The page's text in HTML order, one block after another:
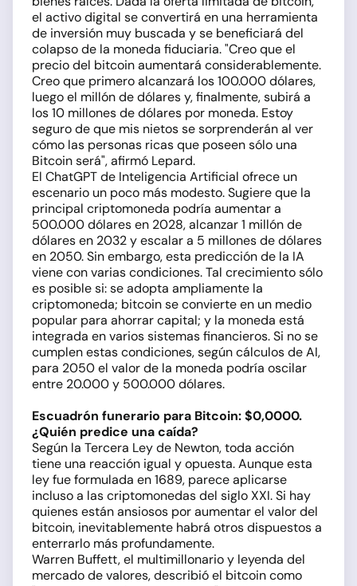
el activo digital se convertirá en una herramienta
de inversión muy buscada y se beneficiará del
colapso de la moneda fiduciaria. "Creo que el
precio del bitcoin aumentará considerablemente.
Creo que primero alcanzará los 100.000 dólares,
luego el millón de dólares y, finalmente, subirá a
los 10 millones de dólares por moneda. Estoy
seguro de que mis nietos se sorprenderán al ver
cómo las personas ricas que poseen sólo una
Bitcoin será", afirmó Lepard.
El ChatGPT de Inteligencia Artificial ofrece un
escenario un poco más modesto. Sugiere que la
principal criptomoneda podría aumentar a
500.000 dólares en 2028, alcanzar 1 millón de
dólares en 2032 y escalar a 5 millones de dólares
en 2050. Sin embargo, esta predicción de la IA
viene con varias condiciones. Tal crecimiento sólo
es posible si: se adopta ampliamente la
criptomoneda; bitcoin se convierte en un medio
popular para ahorrar capital; y la moneda está
integrada en varios sistemas financieros. Si no se
cumplen estas condiciones, según cálculos de AI,
para 2050 el valor de la moneda podría oscilar
entre 20.000 y 500.000 dólares.
Escuadrón funerario para Bitcoin: $0,0000.
¿Quién predice una caída?
Según la Tercera Ley de Newton, toda acción
tiene una reacción igual y opuesta. Aunque esta
ley fue formulada en 1689, parece aplicarse
incluso a las criptomonedas del siglo XXI. Si hay
quienes están ansiosos por aumentar el valor del
bitcoin, inevitablemente habrá otros dispuestos a
enterrarlo más profundamente.
Warren Buffett, el multimillonario y leyenda del
mercado de valores, describió el bitcoin como